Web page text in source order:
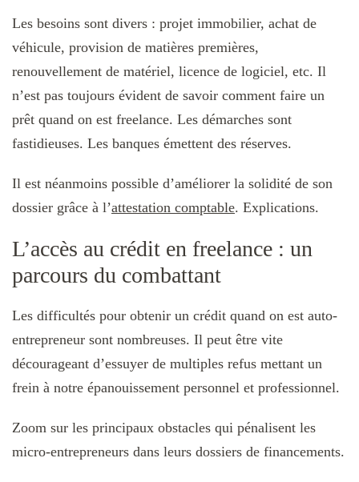
Les besoins sont divers : projet immobilier, achat de
véhicule, provision de matières premières,
renouvellement de matériel, licence de logiciel, etc. Il
n’est pas toujours évident de savoir comment faire un
prêt quand on est freelance. Les démarches sont
fastidieuses. Les banques émettent des réserves.
Il est néanmoins possible d’améliorer la solidité de son
dossier grâce à l’attestation comptable. Explications.
L’accès au crédit en freelance : un
parcours du combattant
Les difficultés pour obtenir un crédit quand on est auto-
entrepreneur sont nombreuses. Il peut être vite
décourageant d’essuyer de multiples refus mettant un
frein à notre épanouissement personnel et professionnel.
Zoom sur les principaux obstacles qui pénalisent les
micro-entrepreneurs dans leurs dossiers de financements.